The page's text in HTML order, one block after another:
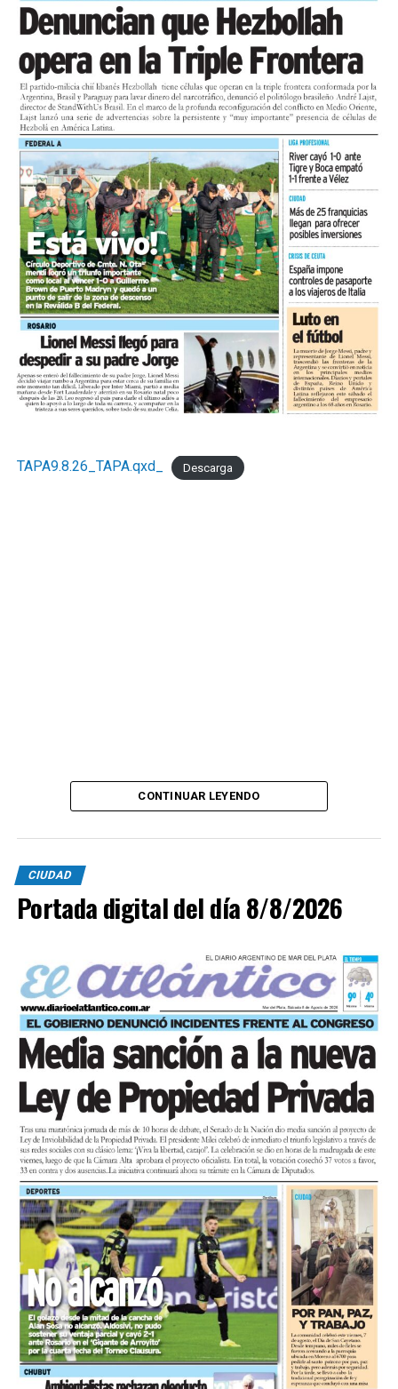
TAPA9.8.26_TAPA.qxd_ Descarga
CONTINUAR LEYENDO
CIUDAD
Portada digital del día 8/8/2026